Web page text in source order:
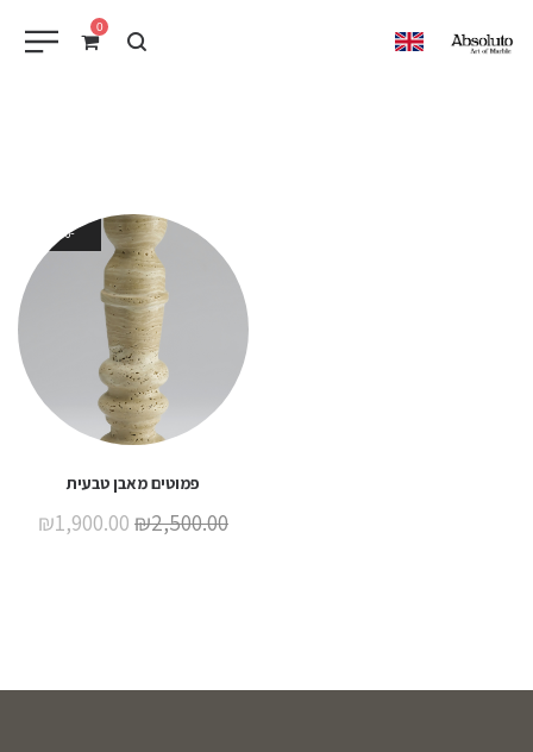
0
EN
24%
פמוטים מאבן טבעית
₪2,500.00
המחיר
₪1,900.00